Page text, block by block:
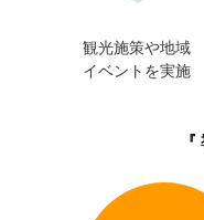
観光施策や地域
イベントを実施